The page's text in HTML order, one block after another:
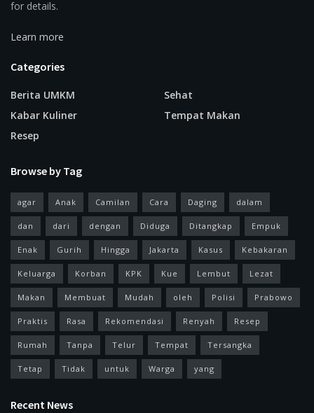
for details.
Learn more
Categories
Berita UMKM
Kabar Kuliner
Resep
Sehat
Tempat Makan
Browse by Tag
agar Anak Camilan Cara Daging dalam
dan dari dengan Diduga Ditangkap Empuk
Enak Gurih Hingga Jakarta Kasus Kebakaran
Keluarga Korban KPK Kue Lembut Lezat
Makan Membuat Mudah oleh Polisi Prabowo
Praktis Rasa Rekomendasi Renyah Resep
Rumah Tanpa Telur Tempat Tersangka
Tetap Tidak untuk Warga yang
Recent News